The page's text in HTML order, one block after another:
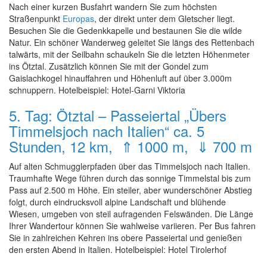
Nach einer kurzen Busfahrt wandern Sie zum höchsten
Straßenpunkt Europas, der direkt unter dem Gletscher liegt.
Besuchen Sie die Gedenkkapelle und bestaunen Sie die wilde
Natur. Ein schöner Wanderweg geleitet Sie längs des Rettenbach
talwärts, mit der Seilbahn schaukeln Sie die letzten Höhenmeter
ins Ötztal. Zusätzlich können Sie mit der Gondel zum
Gaislachkogel hinauffahren und Höhenluft auf über 3.000m
schnuppern. Hotelbeispiel: Hotel-Garni Viktoria
5. Tag: Ötztal – Passeiertal „Übers
Timmelsjoch nach Italien“ ca. 5
Stunden, 12 km, ⇑ 1000 m, ⇓ 700 m
Auf alten Schmugglerpfaden über das Timmelsjoch nach Italien.
Traumhafte Wege führen durch das sonnige Timmelstal bis zum
Pass auf 2.500 m Höhe. Ein steiler, aber wunderschöner Abstieg
folgt, durch eindrucksvoll alpine Landschaft und blühende
Wiesen, umgeben von steil aufragenden Felswänden. Die Länge
Ihrer Wandertour können Sie wahlweise variieren. Per Bus fahren
Sie in zahlreichen Kehren ins obere Passeiertal und genießen
den ersten Abend in Italien. Hotelbeispiel: Hotel Tirolerhof